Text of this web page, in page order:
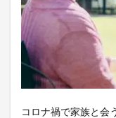
コロナ禍で家族と会